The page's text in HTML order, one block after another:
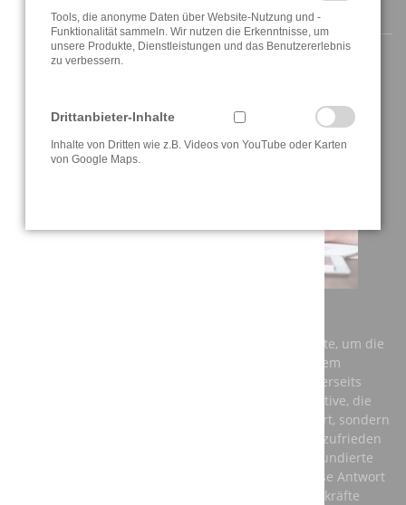
AKTUELLE INFORMATIONEN
Einerseits benötigt Deutschland dringend Fachkräfte, um die
Anforderungen der Zukunft zu meistern und auf dem
globalen Markt konkurrenzfähig zu bleiben. Andererseits
brauchen junge Menschen eine berufliche Perspektive, die
ihnen nicht nur ein vernünftiges Einkommen sichert, sondern
auch ihre persönliche Entwicklung fördert und sie zufrieden
stellt. Die beste Antwort auf diese Fragen ist eine fundierte
Ausbildung in einem anerkannten Beruf – und diese Antwort
sollte aus den Unternehmen kommen, die auf Fachkräfte
Tools, die anonyme Daten über Website-Nutzung und -
Funktionalität sammeln. Wir nutzen die Erkenntnisse, um
unsere Produkte, Dienstleistungen und das Benutzererlebnis
zu verbessern.
Drittanbieter-Inhalte
Inhalte von Dritten wie z.B. Videos von YouTube oder Karten
von Google Maps.